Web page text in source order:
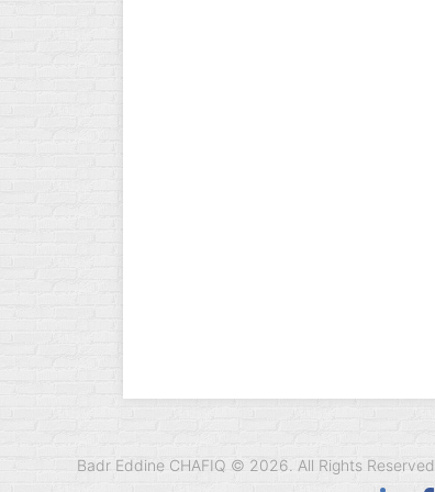
Badr Eddine CHAFIQ © 2026. All Rights Reserved.